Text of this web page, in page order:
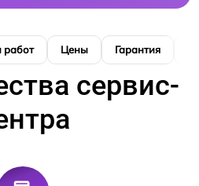
работ Цены Гарантия
сервис-